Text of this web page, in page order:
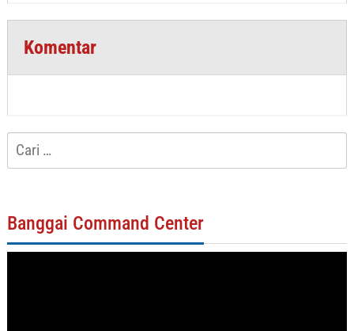
Komentar
Cari
untuk:
Banggai Command Center